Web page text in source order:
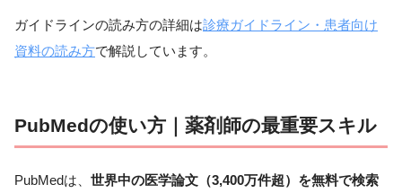
ガイドラインの読み方の詳細は診療ガイドライン・患者向け
資料の読み方で解説しています。
PubMedの使い方｜薬剤師の最重要スキル
PubMedは、 世界中の医学論文（3,400万件超）を無料で検索